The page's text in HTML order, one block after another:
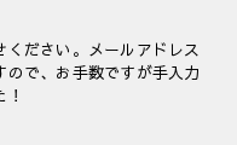
ださい。メールアドレス
で、お手数ですが手入力